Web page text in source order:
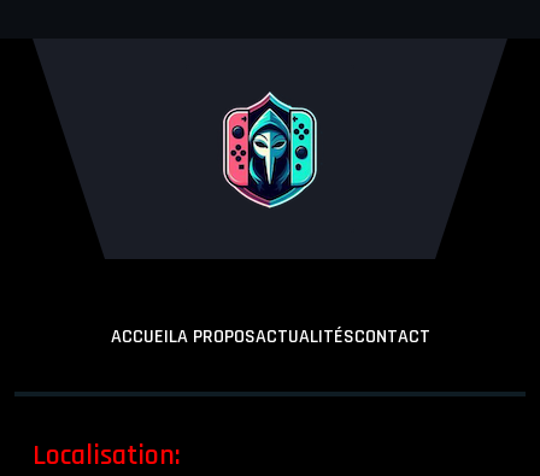
ACCUEILA PROPOSACTUALITÉSCONTACT
Localisation: